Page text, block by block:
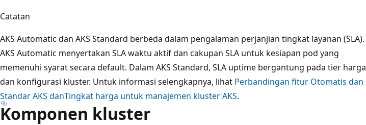
Catatan
AKS Automatic dan AKS Standard berbeda dalam pengalaman perjanjian tingkat layanan (SLA).
AKS Automatic menyertakan SLA waktu aktif dan cakupan SLA untuk kesiapan pod yang
memenuhi syarat secara default. Dalam AKS Standard, SLA uptime bergantung pada tier harga
dan konfigurasi kluster. Untuk informasi selengkapnya, lihat Perbandingan fitur Otomatis dan
Standar AKS danTingkat harga untuk manajemen kluster AKS.
Komponen kluster